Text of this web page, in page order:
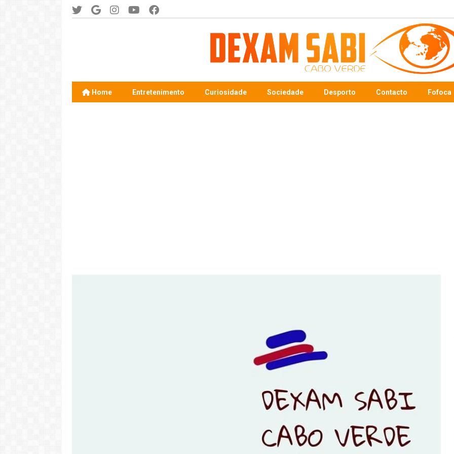
Home Entretenimento Curiosidade Sociedade Desporto Contacto Fofoca
Video: Caboverdiana konta
Portugal pa volta pa Cabo
"Com 16 anos fui para cama
com o Presidente "
LER MAIS